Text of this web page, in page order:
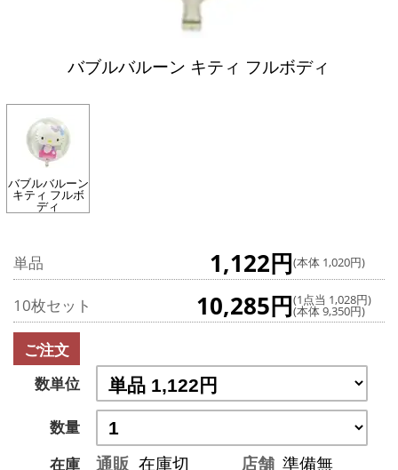
バブルバルーン キティ フルボディ
バブルバルーン
キティ フルボ
ディ
単品 1,122円(本体 1,020円)
10枚セット 10,285円(1点当 1,028円)
(本体 9,350円)
ご注文
数単位
数量
在庫
通販 在庫切 店舗 準備無